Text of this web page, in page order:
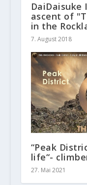
DaiDaisuke
ascent of
in the
7. August 2018
“Peak
life“-
27. Mai 2021